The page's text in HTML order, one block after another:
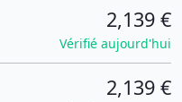
2,139 €
Vérifié aujourd'hui
2,139 €